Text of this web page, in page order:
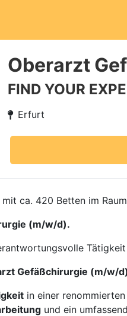
Oberarzt
FIND YOUR
Erfurt
ca. 420 Betten im
(m/w/d).
Gefäßchirurgie (m/w/
in einer
und ein